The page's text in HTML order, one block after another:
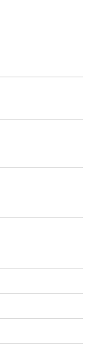
で
ます。
られる
守る
！